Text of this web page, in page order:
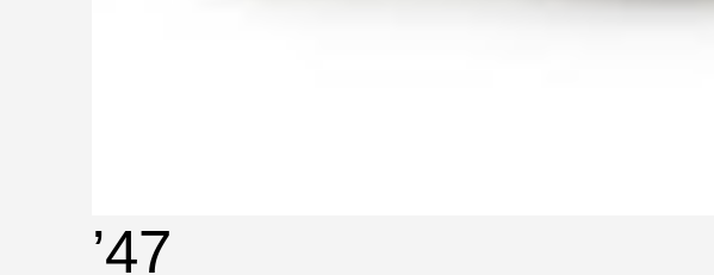
’47